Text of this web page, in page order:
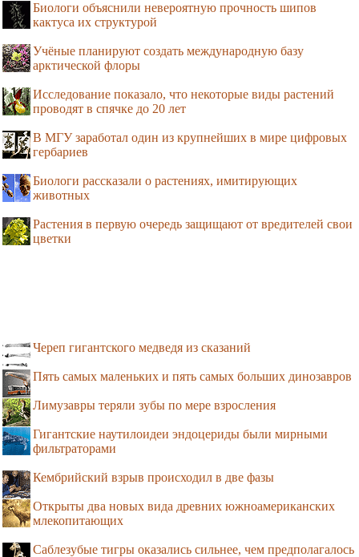
Биологи объяснили невероятную прочность шипов
кактуса их структурой
Учёные планируют создать международную базу
арктической флоры
Исследование показало, что некоторые виды растений
проводят в спячке до 20 лет
В МГУ заработал один из крупнейших в мире цифровых
гербариев
Биологи рассказали о растениях, имитирующих
животных
Растения в первую очередь защищают от вредителей свои
цветки
Череп гигантского медведя из сказаний
Пять самых маленьких и пять самых больших динозавров
Лимузавры теряли зубы по мере взросления
Гигантские наутилоидеи эндоцериды были мирными
фильтраторами
Кембрийский взрыв происходил в две фазы
Открыты два новых вида древних южноамериканских
млекопитающих
Саблезубые тигры оказались сильнее, чем предполагалось